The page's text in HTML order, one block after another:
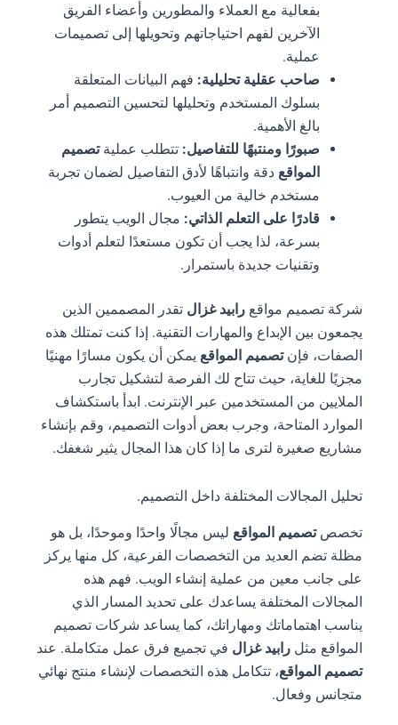
بفعالية مع العملاء والمطورين وأعضاء الفريق
الآخرين لفهم احتياجاتهم وتحويلها إلى تصميمات
عملية.
صاحب عقلية تحليلية:فهم البيانات المتعلقة
بسلوك المستخدم وتحليلها لتحسين التصميم أمر
بالغ الأهمية.
صبورًا ومنتبهًا للتفاصيل: تتطلب عمليةتصميم
المواقعدقة وانتباهًا لأدق التفاصيل لضمان تجربة
مستخدم خالية من العيوب.
قادرًا على التعلم الذاتي: مجال الويب يتطور
بسرعة، لذا يجب أن تكون مستعدًا لتعلم أدوات
وتقنيات جديدة باستمرار.
شركة تصميم مواقعرابيد غزالتقدر المصممين الذين
يجمعون بين الإبداع والمهارات التقنية. إذا كنت تمتلك هذه
الصفات، فإنتصميم المواقعيمكن أن يكون مسارًا مهنيًا
مجزيًا للغاية، حيث تتاح لك الفرصة لتشكيل تجارب
الملايين من المستخدمين عبر الإنترنت. ابدأ باستكشاف
الموارد المتاحة، وجرب بعض أدوات التصميم، وقم بإنشاء
مشاريع صغيرة لترى ما إذا كان هذا المجال يثير شغفك.
تحليل المجالات المختلفة داخل التصميم.
تخصص تصميم المواقعليس مجالًا واحدًا وموحدًا، بل هو
مظلة تضم العديد من التخصصات الفرعية، كل منها يركز
على جانب معين من عملية إنشاء الويب. فهم هذه
المجالات المختلفة يساعدك على تحديد المسار الذي
يناسب اهتماماتك ومهاراتك، كما يساعد شركات تصميم
المواقع مثل رابيد غزالفي تجميع فرق عمل متكاملة. عند
تصميم المواقع، تتكامل هذه التخصصات لإنشاء منتج نهائي
متجانس وفعال.